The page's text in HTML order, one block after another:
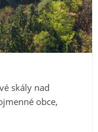
skály nad
obce,